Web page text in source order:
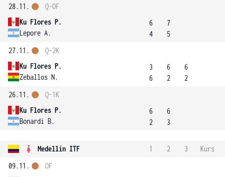
28.11.
Ku Flores P.
Lepore A.
Q-OF
6
4
7
5
27.11.
Ku Flores P.
Zeballos N.
Q-2K
3
6
6
2
6
2
26.11.
Ku Flores P.
Bonardi B.
Q-1K
6
2
6
3
Medellín ITF 1 2 3
Kurs
09.11.
OF